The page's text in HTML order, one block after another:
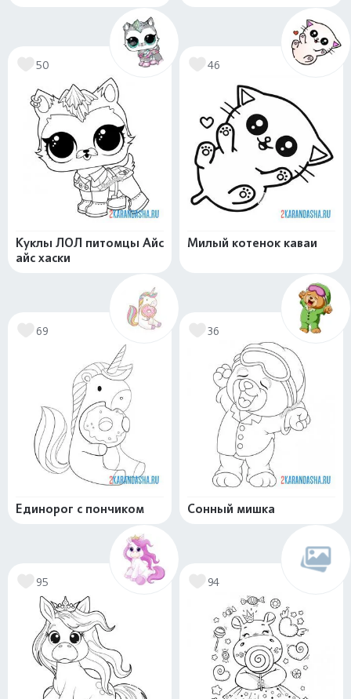
50
Куклы ЛОЛ питомцы Айс
айс хаски
46
Милый котенок каваи
69
Единорог с пончиком
36
Сонный мишка
95 94